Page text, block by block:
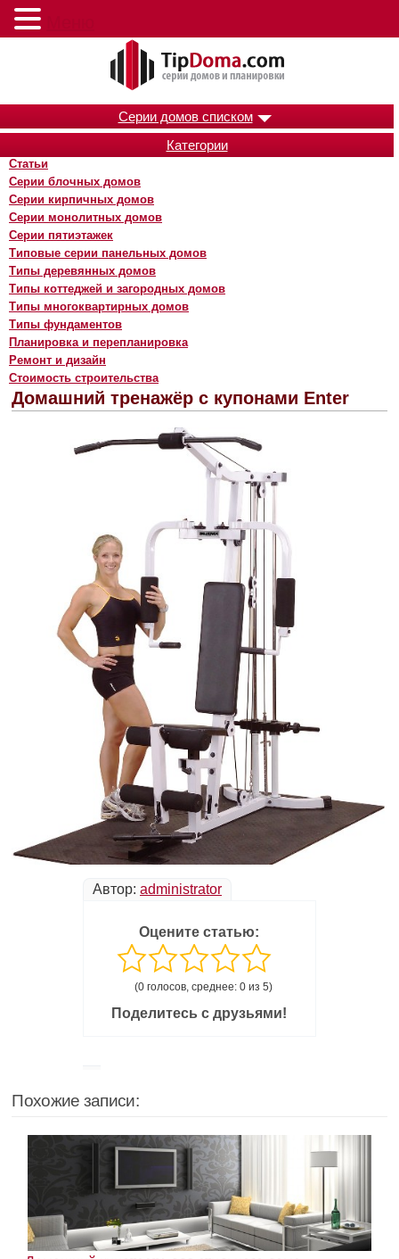
Серии домов списком
Категории
Статьи
Серии блочных домов
Серии кирпичных домов
Серии монолитных домов
Серии пятиэтажек
Типовые серии панельных домов
Типы деревянных домов
Типы коттеджей и загородных домов
Типы многоквартирных домов
Типы фундаментов
Планировка и перепланировка
Ремонт и дизайн
Стоимость строительства
Домашний тренажёр с купонами Enter
Автор: administrator
Оцените статью:
(0 голосов, среднее: 0 из 5)
Поделитесь с друзьями!
Похожие записи: